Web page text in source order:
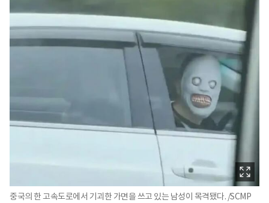
중국의 한 고속도로에서 기괴한 가면을 쓰고 있는 남성이 목격됐다. /SCMP